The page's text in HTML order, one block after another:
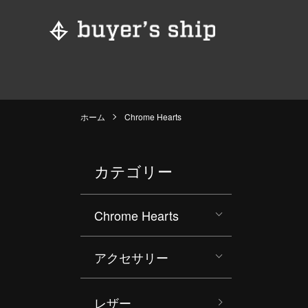
ホーム Chrome Hearts
カテゴリー
Chrome Hearts
アクセサリー
レザー